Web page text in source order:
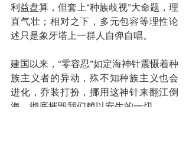
利益盘算，但套上“种族歧视”大命题，理
直气壮；相对之下，多元包容等理性论
述只是象牙塔上一群人自弹自唱。
建国以来，“零容忍”如定海神针震慑着种
族主义者的异动，殊不知种族主义也会
进化，乔装打扮，挪用这神针来翻江倒
海，彻底摧毁我们赖以安生的一切。